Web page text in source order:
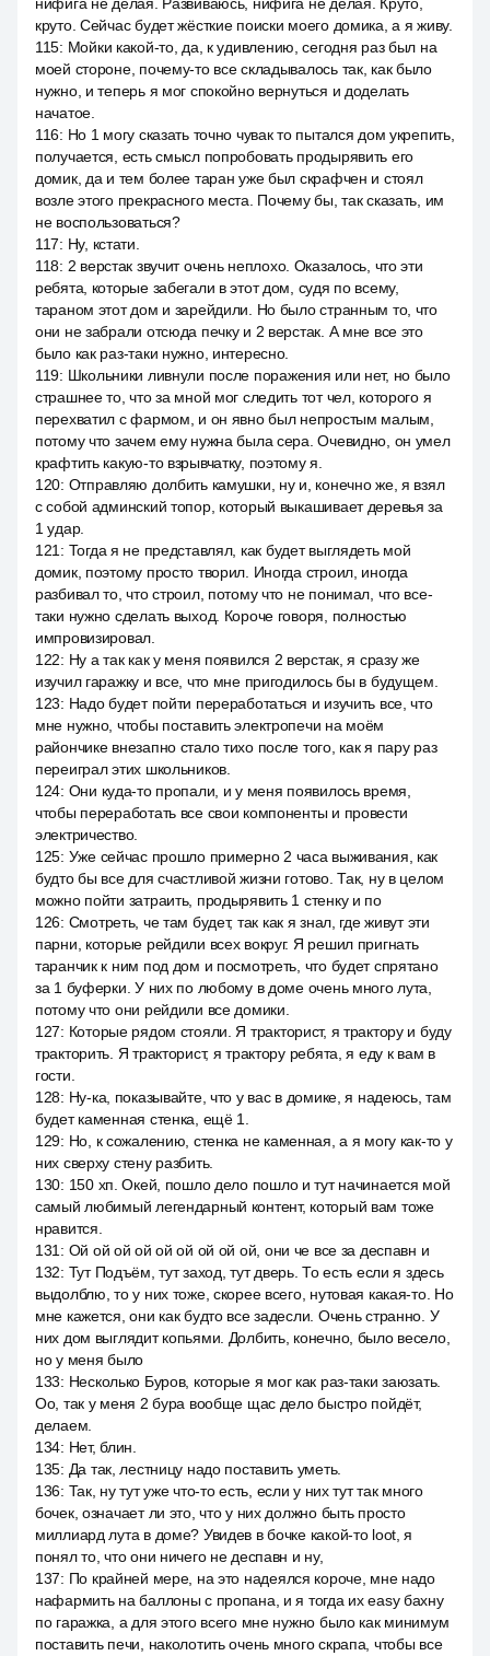
круто. Сейчас будет жёсткие поиски моего домика, а я живу.
115: Мойки какой-то, да, к удивлению, сегодня раз был на
моей стороне, почему-то все складывалось так, как было
нужно, и теперь я мог спокойно вернуться и доделать
начатое.
116: Но 1 могу сказать точно чувак то пытался дом укрепить,
получается, есть смысл попробовать продырявить его
домик, да и тем более таран уже был скрафчен и стоял
возле этого прекрасного места. Почему бы, так сказать, им
не воспользоваться?
117: Ну, кстати.
118: 2 верстак звучит очень неплохо. Оказалось, что эти
ребята, которые забегали в этот дом, судя по всему,
тараном этот дом и зарейдили. Но было странным то, что
они не забрали отсюда печку и 2 верстак. А мне все это
было как раз-таки нужно, интересно.
119: Школьники ливнули после поражения или нет, но было
страшнее то, что за мной мог следить тот чел, которого я
перехватил с фармом, и он явно был непростым малым,
потому что зачем ему нужна была сера. Очевидно, он умел
крафтить какую-то взрывчатку, поэтому я.
120: Отправляю долбить камушки, ну и, конечно же, я взял
с собой админский топор, который выкашивает деревья за
1 удар.
121 : Тогда я не представлял, как будет выглядеть мой
домик, поэтому просто творил. Иногда строил, иногда
разбивал то, что строил, потому что не понимал, что все-
таки нужно сделать выход. Короче говоря, полностью
импровизировал.
122: Ну а так как у меня появился 2 верстак, я сразу же
изучил гаражку и все, что мне пригодилось бы в будущем.
123: Надо будет пойти переработаться и изучить все, что
мне нужно, чтобы поставить электропечи на моём
райончике внезапно стало тихо после того, как я пару раз
переиграл этих школьников.
124: Они куда-то пропали, и у меня появилось время,
чтобы переработать все свои компоненты и провести
электричество.
125: Уже сейчас прошло примерно 2 часа выживания, как
будто бы все для счастливой жизни готово. Так, ну в целом
можно пойти затраить, продырявить 1 стенку и по
126: Смотреть, че там будет, так как я знал, где живут эти
парни, которые рейдили всех вокруг. Я решил пригнать
таранчик к ним под дом и посмотреть, что будет спрятано
за 1 буферки. У них по любому в доме очень много лута,
потому что они рейдили все домики.
127: Которые рядом стояли. Я тракторист, я трактору и буду
тракторить. Я тракторист, я трактору ребята, я еду к вам в
гости.
128: Ну-ка, показывайте, что у вас в домике, я надеюсь, там
будет каменная стенка, ещё 1.
129: Но, к сожалению, стенка не каменная, а я могу как-то у
них сверху стену разбить.
130: 150 хп. Окей, пошло дело пошло и тут начинается мой
самый любимый легендарный контент, который вам тоже
нравится.
131 : Ой ой ой ой ой ой ой ой ой, они че все за деспавн и
132: Тут Подъём, тут заход, тут дверь. То есть если я здесь
выдолблю, то у них тоже, скорее всего, нутовая какая-то. Но
мне кажется, они как будто все задесли. Очень странно. У
них дом выглядит копьями. Долбить, конечно, было весело,
но у меня было
133: Несколько Буров, которые я мог как раз-таки заюзать.
Оо, так у меня 2 бура вообще щас дело быстро пойдёт,
делаем.
134: Нет, блин.
135: Да так, лестницу надо поставить уметь.
136: Так, ну тут уже что-то есть, если у них тут так много
бочек, означает ли это, что у них должно быть просто
миллиард лута в доме? Увидев в бочке какой-то loot, я
понял то, что они ничего не деспавн и ну,
137: По крайней мере, на это надеялся короче, мне надо
нафармить на баллоны с пропана, и я тогда их easy бахну
по гаражка, а для этого всего мне нужно было как минимум
поставить печи, наколотить очень много скрапа, чтобы все